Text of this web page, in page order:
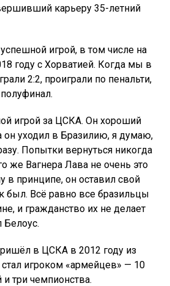
карьеру 35-летний
игрой, в том числе на
году с Хорватией. Когда мы в
2:2, проиграли по пенальти,
игрой за ЦСКА. Он хороший
он уходил в Бразилию, я думаю,
Попытки вернуться никогда
же Вагнера Лава не очень это
в принципе, он оставил свой
был. Всё равно все бразильцы
и гражданство их не делает
Белоус.
в ЦСКА в 2012 году из
игроком «армейцев» — 10
три чемпионства.